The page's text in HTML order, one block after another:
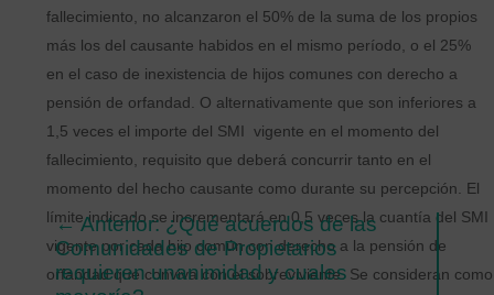
fallecimiento, no alcanzaron el 50% de la suma de los propios
más los del causante habidos en el mismo período, o el 25%
en el caso de inexistencia de hijos comunes con derecho a
pensión de orfandad. O alternativamente que son inferiores a
1,5 veces el importe del SMI vigente en el momento del
fallecimiento, requisito que deberá concurrir tanto en el
momento del hecho causante como durante su percepción. El
límite indicado se incrementará en 0,5 veces la cuantía del SMI
vigente por cada hijo común con derecho a la pensión de
orfandad que conviva con el sobreviviente. Se consideran como
←Anterior: ¿Qué acuerdos de las
Comunidades de Propietarios
requieren unanimidad y cuales